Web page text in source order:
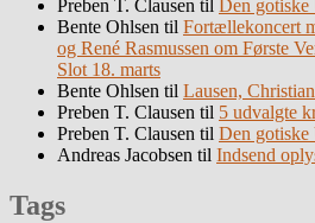
Preben T. Clausen til
Den
Bente Ohlsen til Fortællekoncert
og René Rasmussen om Første
Slot 18. marts
Bente Ohlsen til Lausen,
Preben T. Clausen til 5 udvalgte
Preben T. Clausen til Den
Andreas Jacobsen til Indsend
Tags